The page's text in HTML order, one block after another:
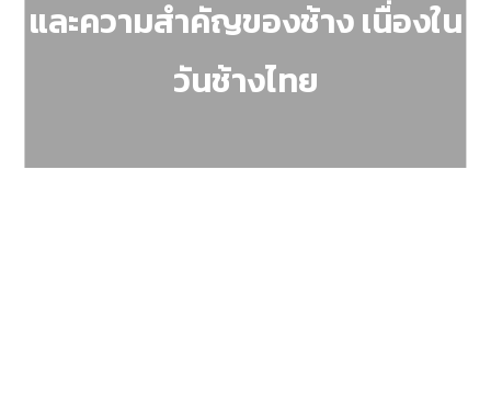
และความสำคัญของช้าง เนื่องใน
วันช้างไทย